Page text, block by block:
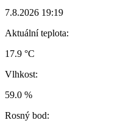
7.8.2026 19:19
Aktuální teplota:
17.9 °C
Vlhkost:
59.0 %
Rosný bod: